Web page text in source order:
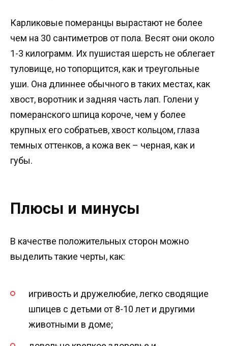
Карликовые померанцы вырастают не более
чем на 30 сантиметров от пола. Весят они около
1-3 килограмм. Их пушистая шерсть не облегает
туловище, но топорщится, как и треугольные
уши. Она длиннее обычного в таких местах, как
хвост, воротник и задняя часть лап. Голени у
померанского шпица короче, чем у более
крупных его собратьев, хвост кольцом, глаза
темных оттенков, а кожа век – черная, как и
губы.
Плюсы и минусы
В качестве положительных сторон можно
выделить такие черты, как:
игривость и дружелюбие, легко сводящие
шпицев с детьми от 8-10 лет и другими
животными в доме;